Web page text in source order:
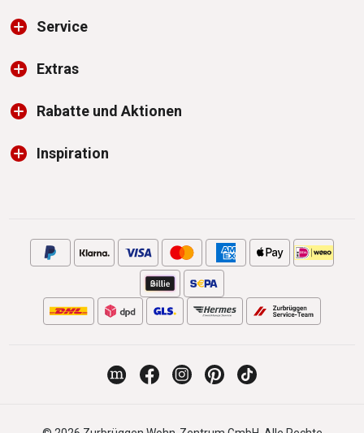
Service
Extras
Rabatte und Aktionen
Inspiration